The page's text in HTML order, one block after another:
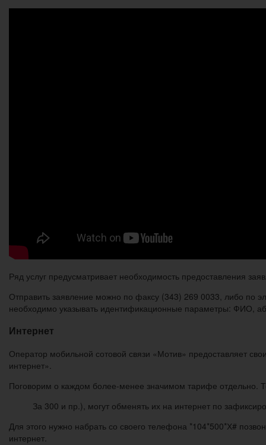
Ряд услуг предусматривает необходимость предоставления
Отправить заявление можно по факсу (343) 269 0033, либо по
необходимо указывать идентификационные параметры: ФИО,
Интернет
Оператор мобильной сотовой связи «Мотив» предоставляет
интернет».
Поговорим о каждом более-менее значимом тарифе отдельно.
За 300 и пр.), могут обменять их на интернет по
Для этого нужно набрать со своего телефона *104*500*Х#
интернет.